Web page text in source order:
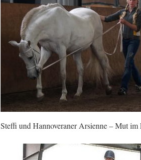
Steffi und Hannoveraner Arsienne – Mut im